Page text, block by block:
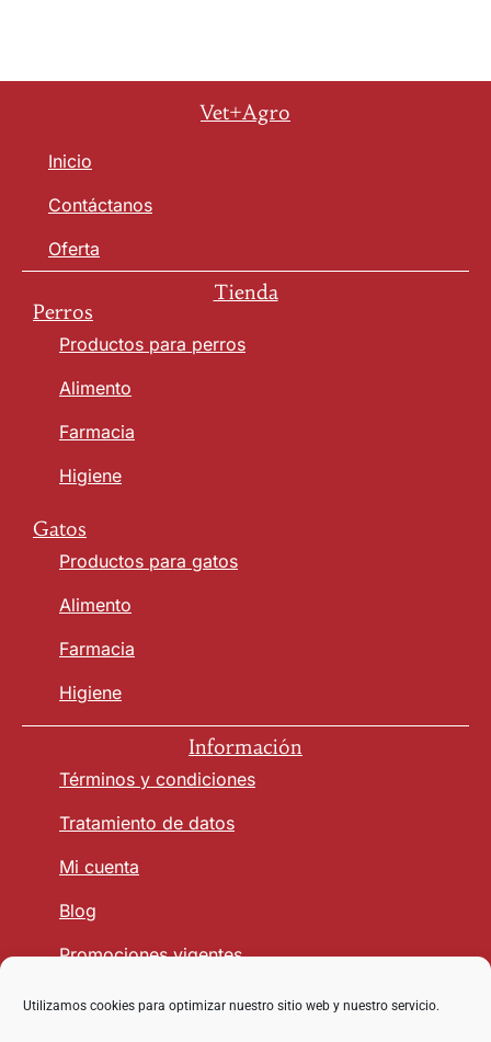
Utilizamos cookies para optimizar nuestro sitio web y nuestro servicio.
Vet+Agro
Inicio
Contáctanos
Oferta
Tienda
Perros
Productos para perros
Alimento
Farmacia
Higiene
Gatos
Productos para gatos
Alimento
Farmacia
Higiene
Información
Términos y condiciones
Tratamiento de datos
Mi cuenta
Blog
Promociones vigentes
Seguridad y Confianza